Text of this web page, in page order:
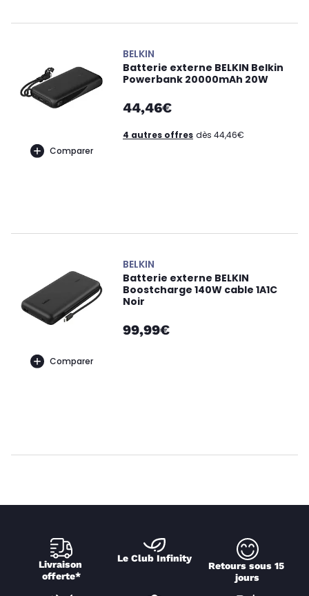
Comparer
BELKIN
Batterie externe BELKIN Belkin
Powerbank 20000mAh 20W
44,46€
4 autres offres dès 44,46€
Comparer
BELKIN
Batterie externe BELKIN
Boostcharge 140W cable 1A1C
Noir
99,99€
Livraison
offerte*
Le Club Infinity
Retours sous 15
jours